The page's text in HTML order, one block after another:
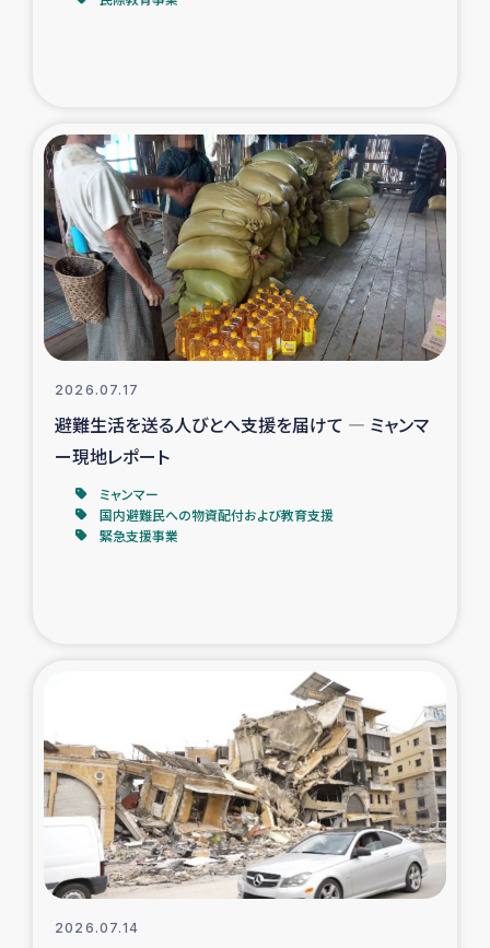
コーヒー生産者支援
アイナロ県マウベシ郡でのコーヒー畑改善事業
ベイルート大規模爆発被災者支援
女性の生計向上支援
アグロフォレストリー（カカオ）事業
2026.07.17
避難生活を送る人びとへ支援を届けて ― ミャンマ
ー現地レポート
ミャンマー
国内避難民への物資配付および教育支援
緊急支援事業
2026.07.14